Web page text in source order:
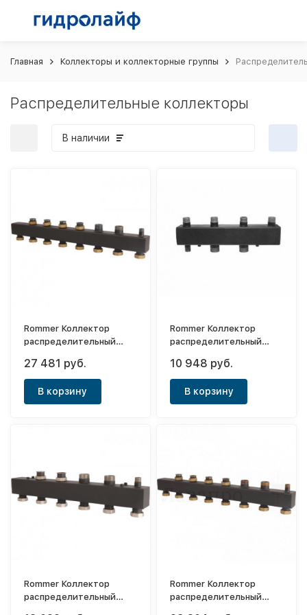
Главная Коллекторы и коллекторные группы
Распределительные коллекторы
В наличии
Rommer Коллектор
распределительный
27 481 руб.
В корзину
Rommer Коллектор
распределительный
кВт)
10 948 руб.
В корзину
Rommer Коллектор
распределительный
Rommer Коллектор
распределительный